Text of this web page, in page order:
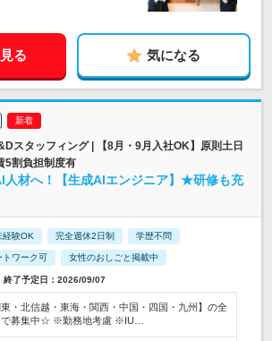
る 気になる
スタッフィング | 【8月・9月入社OK】原則土日
5割負担制度有
人材へ！【生成AIエンジニア】★研修も充
経験OK 完全週休2日制 学歴不問
トワーク可 女性のおしごと掲載中
了予定日：2026/09/07
東・北信越・東海・関西・中国・四国・九州】の全
で募集中☆ ※勤務地考慮 ※IU…